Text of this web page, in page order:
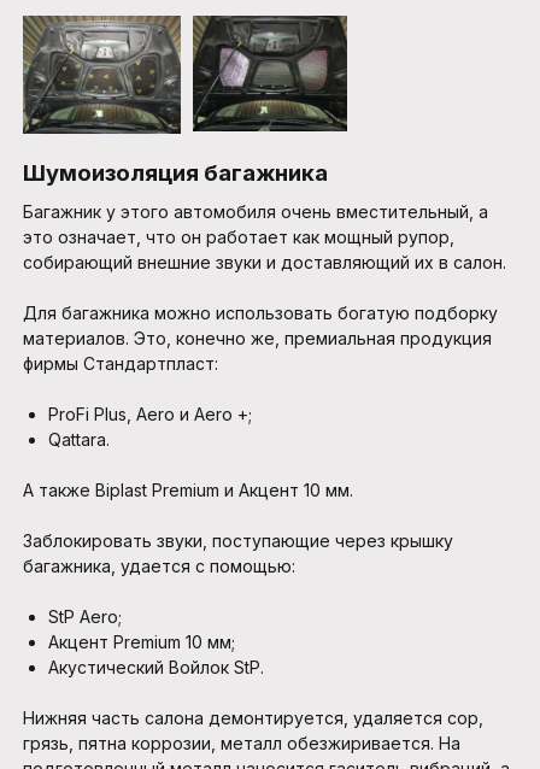
Шумоизоляция багажника
Багажник у этого автомобиля очень вместительный, а
это означает, что он работает как мощный рупор,
собирающий внешние звуки и доставляющий их в салон.
Для багажника можно использовать богатую подборку
материалов. Это, конечно же, премиальная продукция
фирмы Стандартпласт:
ProFi Plus, Aero и Aero +;
Qattara.
А также Biplast Premium и Акцент 10 мм.
Заблокировать звуки, поступающие через крышку
багажника, удается с помощью:
StP Aero;
Акцент Premium 10 мм;
Акустический Войлок StP.
Нижняя часть салона демонтируется, удаляется сор,
грязь, пятна коррозии, металл обезжиривается. На